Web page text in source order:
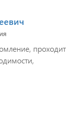
проходит